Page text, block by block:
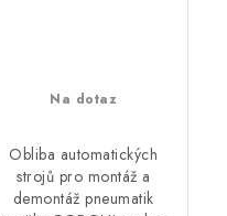
Na dotaz
Obliba automatických
strojů pro montáž a
demontáž pneumatik